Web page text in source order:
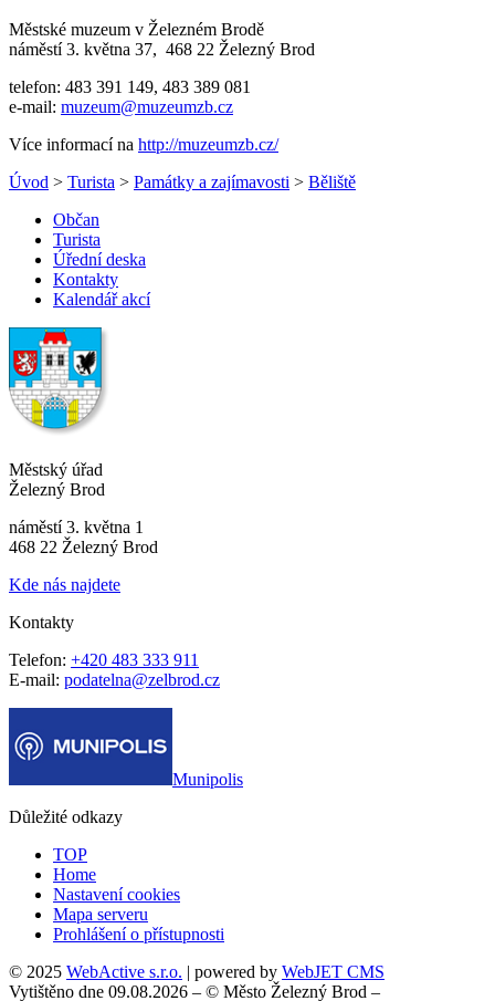
Městské muzeum v Železném Brodě
náměstí 3. května 37, 468 22 Železný Brod
telefon: 483 391 149, 483 389 081
e-mail: muzeum@muzeumzb.cz
Více informací na http://muzeumzb.cz/
Úvod > Turista > Památky a zajímavosti > Běliště
Občan
Turista
Úřední deska
Kontakty
Kalendář akcí
Městský úřad
Železný Brod
náměstí 3. května 1
468 22 Železný Brod
Kde nás najdete
Kontakty
Telefon: +420 483 333 911
E-mail: podatelna@zelbrod.cz
Munipolis
Důležité odkazy
TOP
Home
Nastavení cookies
Mapa serveru
Prohlášení o přístupnosti
© 2025 WebActive s.r.o. | powered by WebJET CMS
Vytištěno dne 09.08.2026 – © Město Železný Brod –